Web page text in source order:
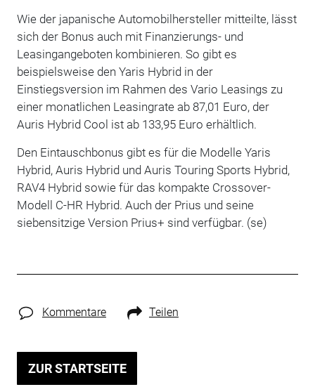
Wie der japanische Automobilhersteller mitteilte, lässt
sich der Bonus auch mit Finanzierungs- und
Leasingangeboten kombinieren. So gibt es
beispielsweise den Yaris Hybrid in der
Einstiegsversion im Rahmen des Vario Leasings zu
einer monatlichen Leasingrate ab 87,01 Euro, der
Auris Hybrid Cool ist ab 133,95 Euro erhältlich.
Den Eintauschbonus gibt es für die Modelle Yaris
Hybrid, Auris Hybrid und Auris Touring Sports Hybrid,
RAV4 Hybrid sowie für das kompakte Crossover-
Modell C-HR Hybrid. Auch der Prius und seine
siebensitzige Version Prius+ sind verfügbar. (se)
Kommentare Teilen
ZUR STARTSEITE